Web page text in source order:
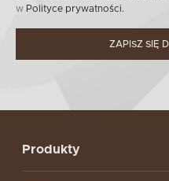
w Polityce prywatności.
ZAPISZ SIĘ
Produkty